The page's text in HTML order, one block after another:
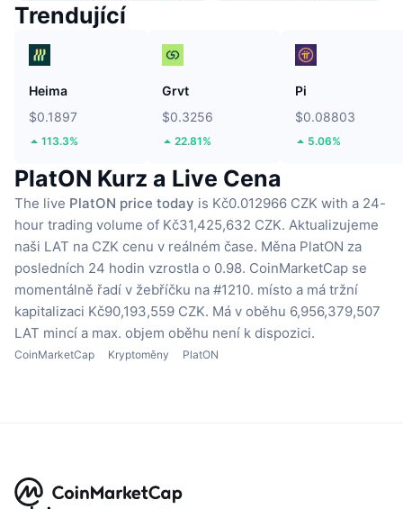
Trendující
Heima
$0.1897
113.3%
Grvt
$0.3256
22.81%
Pi
$0.08803
5.06%
PlatON Kurz a Live Cena
The live PlatON price today is Kč0.012966 CZK with a 24-
hour trading volume of Kč31,425,632 CZK. Aktualizujeme
naši LAT na CZK cenu v reálném čase. Měna PlatON za
posledních 24 hodin vzrostla o 0.98. CoinMarketCap se
momentálně řadí v žebříčku na #1210. místo a má tržní
kapitalizaci Kč90,193,559 CZK. Má v oběhu 6,956,379,507
LAT mincí a max. objem oběhu není k dispozici.
CoinMarketCap Kryptoměny PlatON